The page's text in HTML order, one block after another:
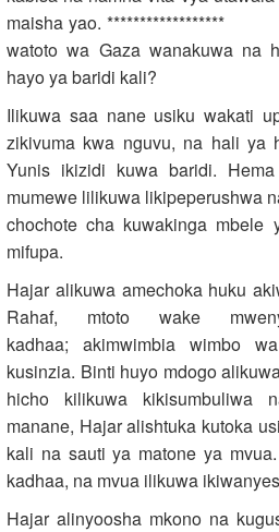
maisha yao.
watoto wa Gaza wanakuwa na
hayo ya baridi kali?
Ilikuwa saa nane usiku wakati
zikivuma kwa nguvu, na hali ya
Yunis ikizidi kuwa baridi.
mumewe lilikuwa likipeperushwa
chochote cha kuwakinga
mifupa.
Hajar alikuwa amechoka huku
Rahaf, mtoto wake
kadhaa; akimwimbia wimbo
kusinzia. Binti huyo mdogo
hicho kilikuwa kikisumbuliwa
manane, Hajar alishtuka kutoka
kali na sauti ya matone ya
kadhaa, na mvua ilikuwa
Hajar alinyoosha mkono na